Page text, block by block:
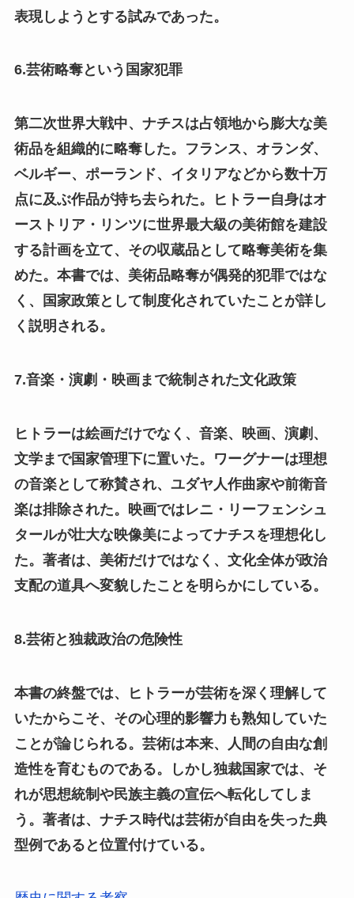
表現しようとする試みであった。
6.芸術略奪という国家犯罪
第二次世界大戦中、ナチスは占領地から膨大な美
術品を組織的に略奪した。フランス、オランダ、
ベルギー、ポーランド、イタリアなどから数十万
点に及ぶ作品が持ち去られた。ヒトラー自身はオ
ーストリア・リンツに世界最大級の美術館を建設
する計画を立て、その収蔵品として略奪美術を集
めた。本書では、美術品略奪が偶発的犯罪ではな
く、国家政策として制度化されていたことが詳し
く説明される。
7.音楽・演劇・映画まで統制された文化政策
ヒトラーは絵画だけでなく、音楽、映画、演劇、
文学まで国家管理下に置いた。ワーグナーは理想
の音楽として称賛され、ユダヤ人作曲家や前衛音
楽は排除された。映画ではレニ・リーフェンシュ
タールが壮大な映像美によってナチスを理想化し
た。著者は、美術だけではなく、文化全体が政治
支配の道具へ変貌したことを明らかにしている。
8.芸術と独裁政治の危険性
本書の終盤では、ヒトラーが芸術を深く理解して
いたからこそ、その心理的影響力も熟知していた
ことが論じられる。芸術は本来、人間の自由な創
造性を育むものである。しかし独裁国家では、そ
れが思想統制や民族主義の宣伝へ転化してしま
う。著者は、ナチス時代は芸術が自由を失った典
型例であると位置付けている。